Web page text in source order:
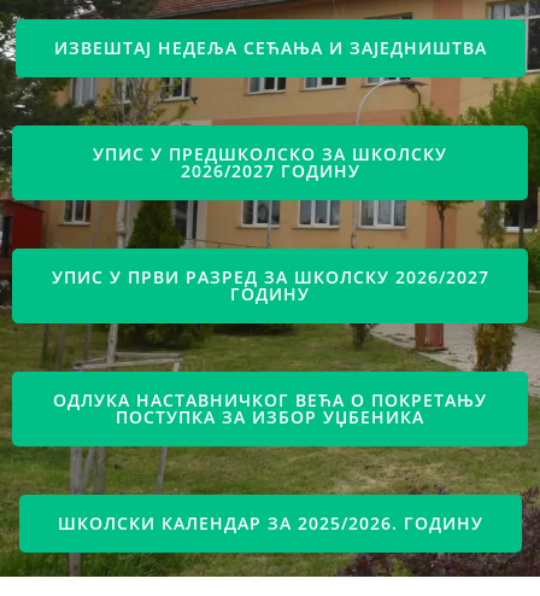
ИЗВЕШТАЈ НЕДЕЉА СЕЋАЊА И ЗАЈЕДНИШТВА
УПИС У ПРЕДШКОЛСКО ЗА ШКОЛСКУ
2026/2027 ГОДИНУ
УПИС У ПРВИ РАЗРЕД ЗА ШКОЛСКУ 2026/2027
ГОДИНУ
ОДЛУКА НАСТАВНИЧКОГ ВЕЋА О ПОКРЕТАЊУ
ПОСТУПКА ЗА ИЗБОР УЏБЕНИКА
ШКОЛСКИ КАЛЕНДАР ЗА 2025/2026. ГОДИНУ